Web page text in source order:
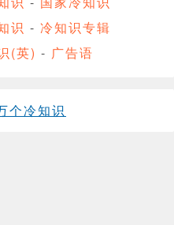
识 - 冷知识专辑
(英) - 广告语
个冷知识